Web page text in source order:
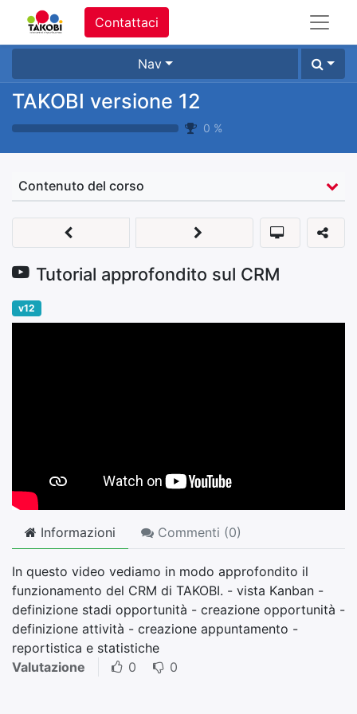
Contattaci
Nav
TAKOBI versione 12
0 %
Contenuto del corso
Tutorial approfondito sul CRM
v12
Informazioni Commenti (0)
In questo video vediamo in modo approfondito il
funzionamento del CRM di TAKOBI. - vista Kanban -
definizione stadi opportunità - creazione opportunità -
definizione attività - creazione appuntamento -
reportistica e statistiche
Valutazione
0 0